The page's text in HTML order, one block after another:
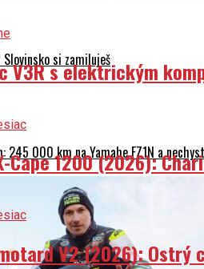
si zamiluješ
245 000 km na Yamahe FZ1N a
V3R s elektrickým
Cape 1200 (2026):
V2 (2026):